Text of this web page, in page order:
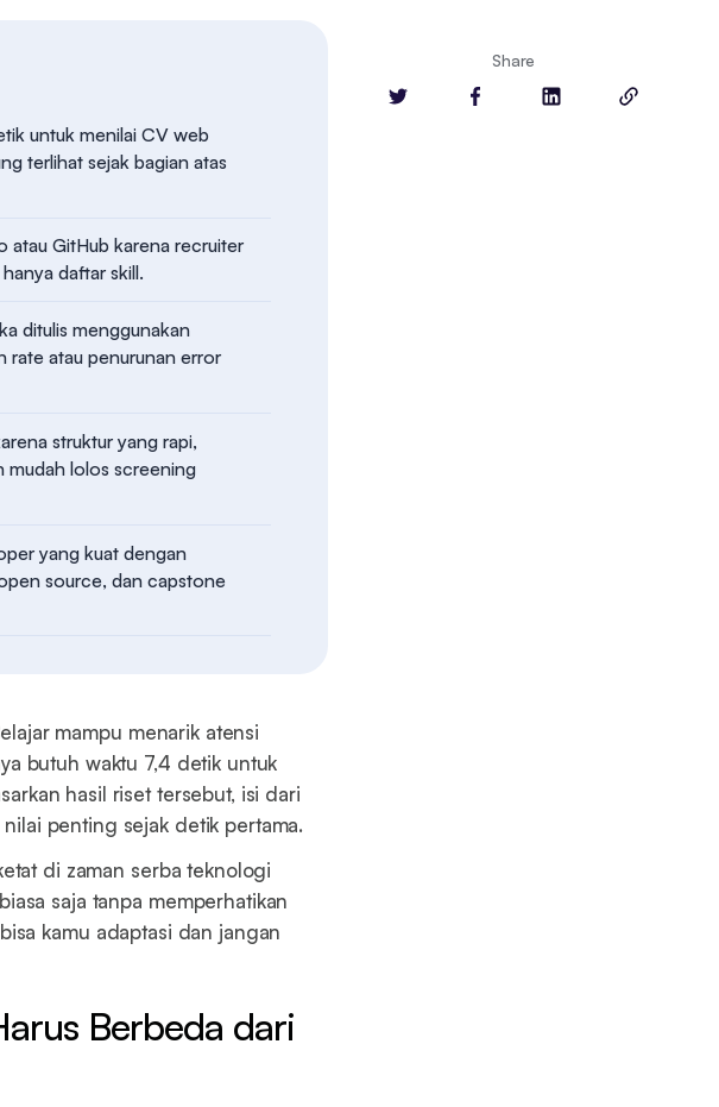
untuk menilai CV web
terlihat sejak bagian atas
GitHub karena recruiter
daftar skill.
ditulis menggunakan
rate atau penurunan error
struktur yang rapi,
mudah lolos screening
yang kuat dengan
source, dan capstone
mampu menarik atensi
butuh waktu 7,4 detik untuk
hasil riset tersebut, isi dari
penting sejak detik pertama.
di zaman serba teknologi
saja tanpa memperhatikan
kamu adaptasi dan jangan
Berbeda dari
Share